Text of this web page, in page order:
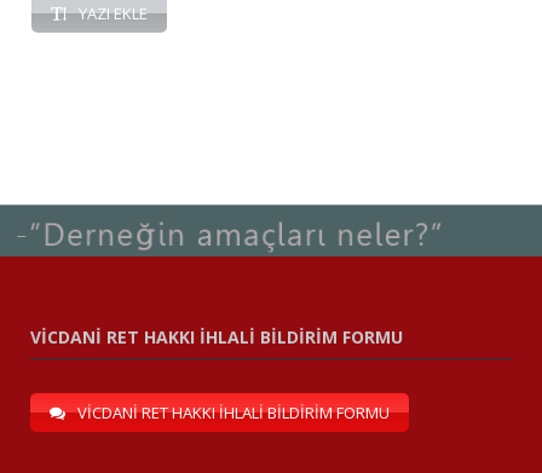
YAZI EKLE
VİCDANİ RET HAKKI İHLALİ BİLDİRİM FORMU
VİCDANİ RET HAKKI İHLALİ BİLDİRİM FORMU